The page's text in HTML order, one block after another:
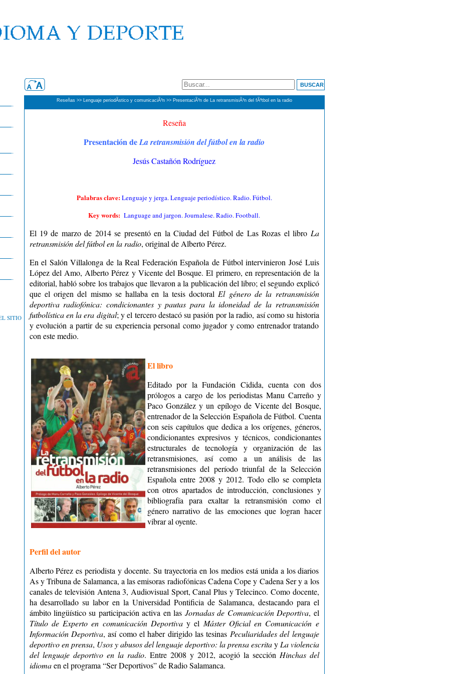
SITIO
Reseñas >> Lenguaje periodÃ­stico y comunicaciÃ³n >> PresentaciÃ³n de La retransmisiÃ³n del fÃºtbol en la radio
Reseña
Presentación deLa retransmisión del fútbol en la radio
Jesús Castañón Rodríguez
Palabras clave:Lenguaje y jerga. Lenguaje periodístico. Radio. Fútbol.
Key words: Language and jargon. Journalese. Radio. Football.
El 19 de marzo de 2014 se presentó en la Ciudad del Fútbol de Las Rozas el libro La
retransmisión del fútbol en la radio, original de Alberto Pérez.
En el Salón Villalonga de la Real Federación Española de Fútbol intervinieron José Luis
López del Amo, Alberto Pérez y Vicente del Bosque. El primero, en representación de la
editorial, habló sobre los trabajos que llevaron a la publicación del libro; el segundo explicó
que el origen del mismo se hallaba en la tesis doctoral El género de la retransmisión
deportiva radiofónica: condicionantes y pautas para la idoneidad de la retransmisión
futbolística en la era digital; y el tercero destacó su pasión por la radio, así como su historia
y evolución a partir de su experiencia personal como jugador y como entrenador tratando
con este medio.
El libro
Editado por la Fundación Cidida, cuenta con dos
prólogos a cargo de los periodistas Manu Carreño y
Paco González y un epílogo de Vicente del Bosque,
entrenador de la Selección Española de Fútbol. Cuenta
con seis capítulos que dedica a los orígenes, géneros,
condicionantes expresivos y técnicos, condicionantes
estructurales de tecnología y organización de las
retransmisiones, así como a un análisis de las
retransmisiones del período triunfal de la Selección
Española entre 2008 y 2012. Todo ello se completa
con otros apartados de introducción, conclusiones y
bibliografía para exaltar la retransmisión como el
género narrativo de las emociones que logran hacer
vibrar al oyente.
Perfil del autor
Alberto Pérez es periodista y docente. Su trayectoria en los medios está unida a los diarios
As y Tribuna de Salamanca, a las emisoras radiofónicas Cadena Cope y Cadena Ser y a los
canales de televisión Antena 3, Audiovisual Sport, Canal Plus y Telecinco. Como docente,
ha desarrollado su labor en la Universidad Pontificia de Salamanca, destacando para el
ámbito lingüístico su participación activa en las Jornadas de Comunicación Deportiva, el
Título de Experto en comunicación Deportiva y el Máster Oficial en Comunicación e
Información Deportiva, así como el haber dirigido las tesinas Peculiaridades del lenguaje
deportivo en prensa, Usos y abusos del lenguaje deportivo: la prensa escritay La violencia
del lenguaje deportivo en la radio. Entre 2008 y 2012, acogió la sección Hinchas del
idiomaen el programa “Ser Deportivos” de Radio Salamanca.